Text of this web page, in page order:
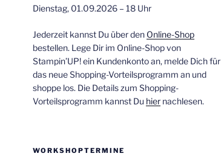
Dienstag, 01.09.2026 – 18 Uhr
Jederzeit kannst Du über den Online-Shop
bestellen. Lege Dir im Online-Shop von
Stampin’UP! ein Kundenkonto an, melde Dich für
das neue Shopping-Vorteilsprogramm an und
shoppe los. Die Details zum Shopping-
Vorteilsprogramm kannst Du hiernachlesen.
WORKSHOPTERMINE